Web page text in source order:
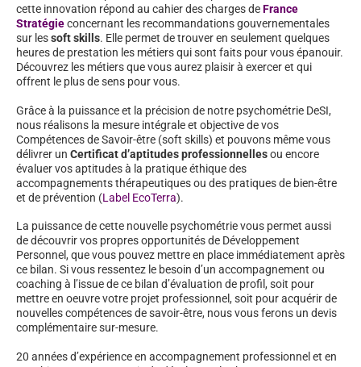
cette innovation répond au cahier des charges deFrance
Stratégieconcernant les recommandations gouvernementales
sur lessoft skills. Elle permet de trouver en seulement quelques
heures de prestation les métiers qui sont faits pour vous épanouir.
Découvrez les métiers que vous aurez plaisir à exercer et qui
offrent le plus de sens pour vous.
Grâce à la puissance et la précision de notre psychométrie DeSI,
nous réalisons la mesure intégrale et objective de vos
Compétences de Savoir-être (soft skills) et pouvons même vous
délivrer un Certificat d’aptitudes professionnellesou encore
évaluer vos aptitudes à la pratique éthique des
accompagnements thérapeutiques ou des pratiques de bien-être
et de prévention (Label EcoTerra).
La puissance de cette nouvelle psychométrie vous permet aussi
de découvrir vos propres opportunités de Développement
Personnel, que vous pouvez mettre en place immédiatement après
ce bilan. Si vous ressentez le besoin d’un accompagnement ou
coaching à l’issue de ce bilan d’évaluation de profil, soit pour
mettre en oeuvre votre projet professionnel, soit pour acquérir de
nouvelles compétences de savoir-être, nous vous ferons un devis
complémentaire sur-mesure.
20 années d’expérience en accompagnement professionnel et en